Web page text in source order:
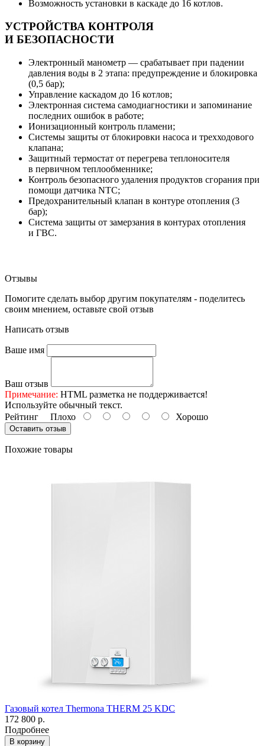
Возможность установки в каскаде до 16 котлов.
УСТРОЙСТВА КОНТРОЛЯ
И БЕЗОПАСНОСТИ
Электронный манометр — срабатывает при падении
давления воды в 2 этапа: предупреждение и блокировка
(0,5 бар);
Управление каскадом до 16 котлов;
Электронная система самодиагностики и запоминание
последних ошибок в работе;
Ионизационный контроль пламени;
Системы защиты от блокировки насоса и трехходового
клапана;
Защитный термостат от перегрева теплоносителя
в первичном теплообменнике;
Контроль безопасного удаления продуктов сгорания при
помощи датчика NTC;
Предохранительный клапан в контуре отопления (3
бар);
Система защиты от замерзания в контурах отопления
и ГВС.
Отзывы
Помогите сделать выбор другим покупателям - поделитесь
своим мнением, оставьте свой отзыв
Написать отзыв
Ваше имя
Ваш отзыв
Примечание: HTML разметка не поддерживается!
Используйте обычный текст.
Рейтинг Плохо Хорошо
Оставить отзыв
Похожие товары
Газовый котел Thermona THERM 25 KDC
172 800 р.
Подробнее
В корзину